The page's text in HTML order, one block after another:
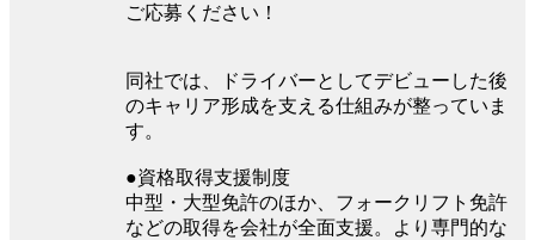
ご応募ください！
同社では、ドライバーとしてデビューした後
のキャリア形成を支える仕組みが整っていま
す。
●資格取得支援制度
中型・大型免許のほか、フォークリフト免許
などの取得を会社が全面支援。より専門的な